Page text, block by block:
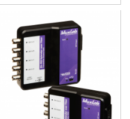
500732-SM80
6G-SDI jusqu'à 80km via